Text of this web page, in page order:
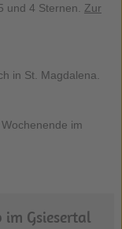
und 4 Sternen. Zur
in St. Magdalena.
im
Gsiesertal